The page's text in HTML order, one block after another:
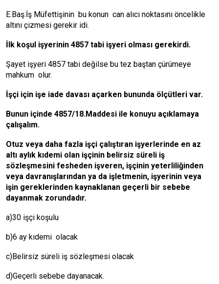
E.Baş.İş Müfettişinin bu konun can alıcı noktasını öncelikle
altını çizmesi gerekir idi.
İlk koşul işyerinin 4857 tabi işyeri olması gerekirdi.
Şayet işyeri 4857 tabi değilse bu tez baştan çürümeye
mahkum olur.
İşçi için işe iade davası açarken bununda ölçütleri var.
Bunun içinde 4857/18.Maddesi ile konuyu açıklamaya
çalışalım.
Otuz veya daha fazla işçi çalıştıran işyerlerinde en az
altı aylık kıdemi olan işçinin belirsiz süreli iş
sözleşmesini fesheden işveren, işçinin yeterliliğinden
veya davranışlarından ya da işletmenin, işyerinin veya
işin gereklerinden kaynaklanan geçerli bir sebebe
dayanmak zorundadır.
a)30 işçi koşulu
b)6 ay kıdemi olacak
c)Belirsiz süreli iş sözleşmesi olacak
d)Geçerli sebebe dayanacak.